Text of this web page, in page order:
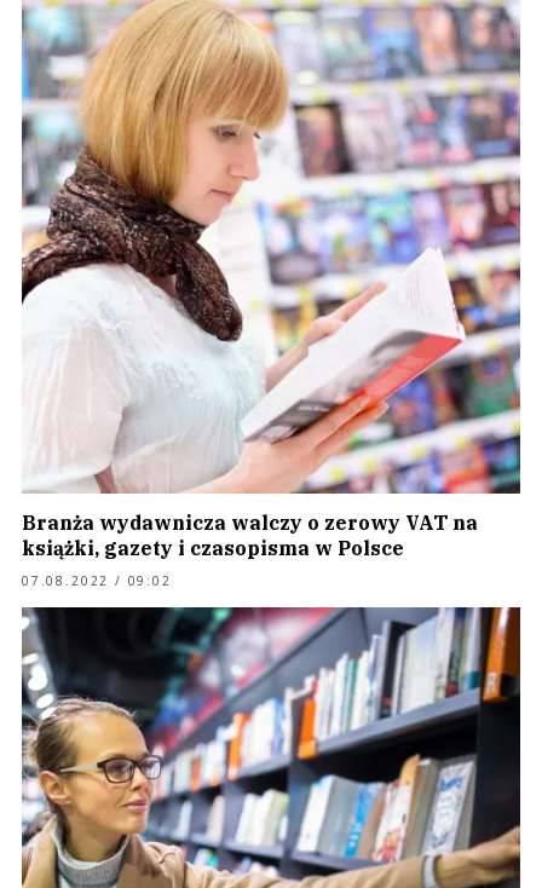
Branża wydawnicza walczy o zerowy VAT na
książki, gazety i czasopisma w Polsce
07.08.2022 / 09:02